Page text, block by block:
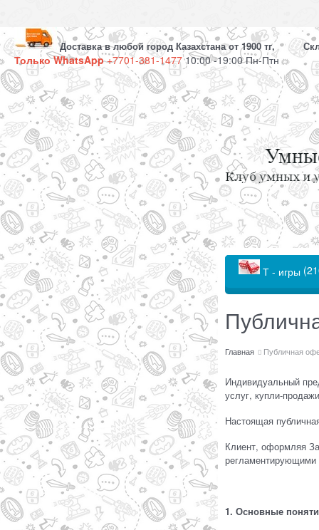
Доставка в любой город Казахстана от 1900 тг,
Только WhatsApp+7701-381-147710:00 -19:00 Пн-Птн
Т - игры
Главная Публичная
Индивидуальный
услуг, купли-
Настоящая
Клиент, оформляя
регламентирующими
1. Основные